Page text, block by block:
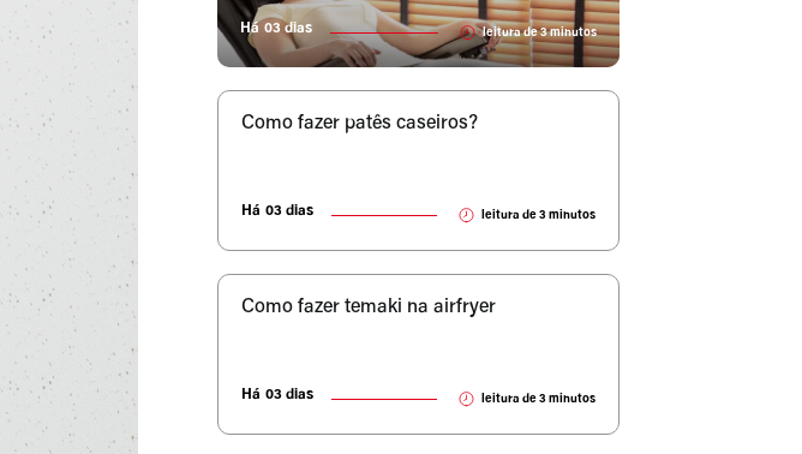
Há 03 dias leitura de 3 minutos
Como fazer patês caseiros?
Há 03 dias leitura de 3 minutos
Como fazer temaki na airfryer
Há 03 dias leitura de 3 minutos